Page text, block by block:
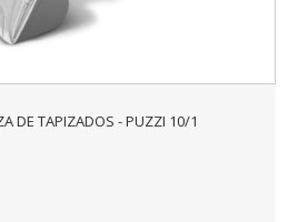
DE TAPIZADOS - PUZZI 10/1